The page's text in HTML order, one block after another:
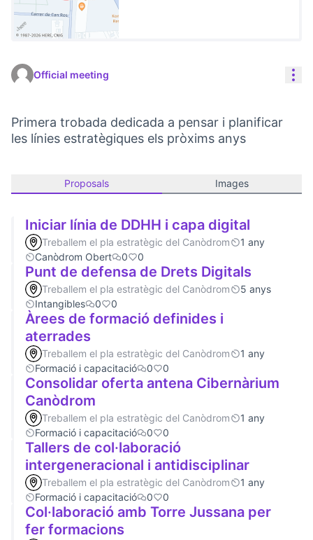
Official meeting
Primera trobada dedicada a pensar i planificar
les línies estratègiques els pròxims anys
Proposals Images
Iniciar línia de DDHH i capa digital
Treballem el pla estratègic del Canòdrom
1 any
Canòdrom Obert
0 0
Punt de defensa de Drets Digitals
Treballem el pla estratègic del Canòdrom
5 anys
Intangibles
0 0
Àrees de formació definides i
aterrades
Treballem el pla estratègic del Canòdrom
1 any
Formació i capacitació
0 0
Consolidar oferta antena Cibernàrium
Canòdrom
Treballem el pla estratègic del Canòdrom
1 any
Formació i capacitació
0 0
Tallers de col·laboració
intergeneracional i antidisciplinar
Treballem el pla estratègic del Canòdrom
1 any
Formació i capacitació
0 0
Col·laboració amb Torre Jussana per
fer formacions